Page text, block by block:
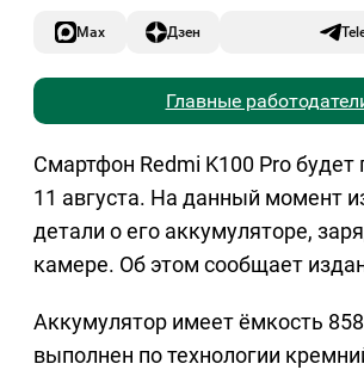
Max Дзен
Главные
Смартфон Redmi K100 Pro будет
11 августа. На данный момент
детали о его аккумуляторе,
камере. Об этом сообщает
Аккумулятор имеет ёмкость
выполнен по технологии